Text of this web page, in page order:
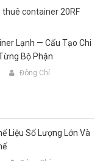
container 20RF
Lạnh — Cấu Tạo Chi
Bộ Phận
Đông Chí
Liệu Số Lượng Lớn Và